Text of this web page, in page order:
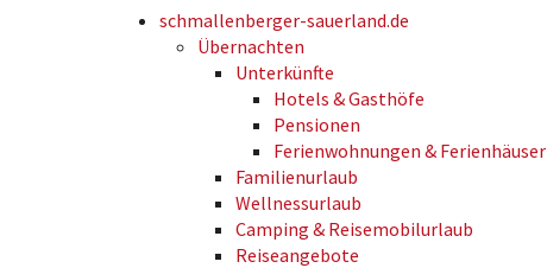
schmallenberger-sauerland.de
Übernachten
Unterkünfte
Hotels & Gasthöfe
Pensionen
Ferienwohnungen & Ferienhäuser
Familienurlaub
Wellnessurlaub
Camping & Reisemobilurlaub
Reiseangebote